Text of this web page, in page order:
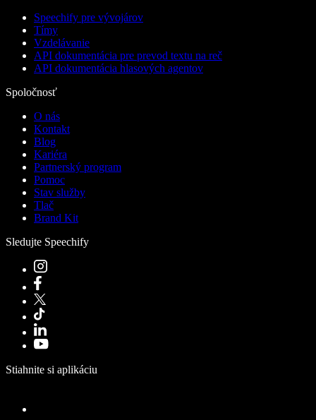
Speechify pre vývojárov
Tímy
Vzdelávanie
API dokumentácia pre prevod textu na reč
API dokumentácia hlasových agentov
Spoločnosť
O nás
Kontakt
Blog
Kariéra
Partnerský program
Pomoc
Stav služby
Tlač
Brand Kit
Sledujte Speechify
Stiahnite si aplikáciu